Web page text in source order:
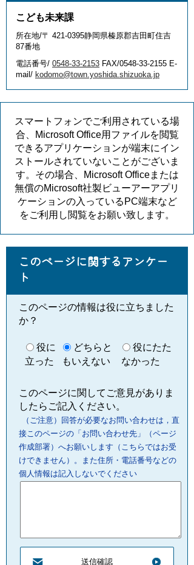
こども未来課
所在地/〒 421-0395静岡県榛原郡吉田町住吉
87番地
電話番号/ 0548-33-2153 FAX/0548-33-2155 E-
mail/ kodomo@town.yoshida.shizuoka.jp
スマートフォンでご利用されている場
合、Microsoft Office用ファイルを閲覧
できるアプリケーションが端末にイン
ストールされていないことがございま
す。その場合、Microsoft Officeまたは
無償のMicrosoft社製ビューアーアプリ
ケーションの入っているPC端末など
をご利用し閲覧をお願い致します。
このページに関するアンケー
ト
このページの情報は役に立ちました
か？
役に
立った
どちらと
もいえない
役にたた
なかった
このページに関してご意見がありま
したらご記入ください。
（ご注意）回答が必要なお問い合わせは，直
接このページの「お問い合わせ先」（ページ
作成部署）へお願いします（こちらではお受
けできません）。また住所・電話番号などの
個人情報は記入しないでください